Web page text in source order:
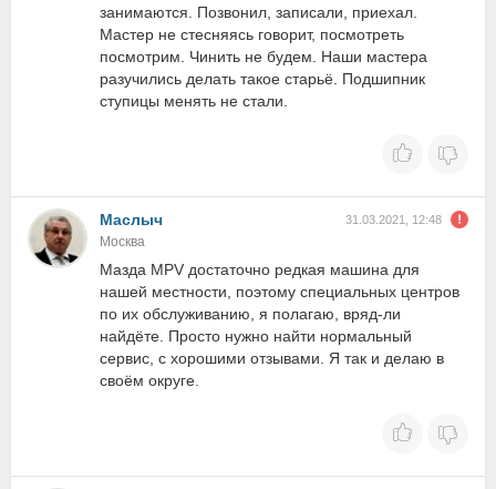
занимаются. Позвонил, записали, приехал.
Мастер не стесняясь говорит, посмотреть
посмотрим. Чинить не будем. Наши мастера
разучились делать такое старьё. Подшипник
ступицы менять не стали.
Маслыч 31.03.2021, 12:48
Москва
Мазда MPV достаточно редкая машина для
нашей местности, поэтому специальных центров
по их обслуживанию, я полагаю, вряд-ли
найдёте. Просто нужно найти нормальный
сервис, с хорошими отзывами. Я так и делаю в
своём округе.